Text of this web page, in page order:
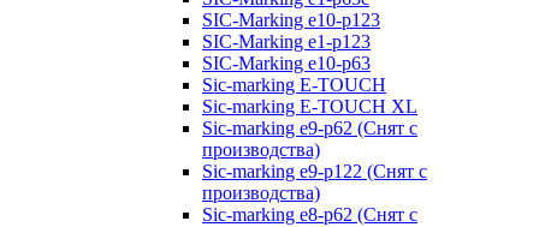
SIC-Marking e10-p123
SIC-Marking e1-p123
SIC-Marking e10-p63
Sic-marking E-TOUCH
Sic-marking E-TOUCH XL
Sic-marking e9-p62 (Снят с
производства)
Sic-marking e9-p122 (Снят с
производства)
Sic-marking e8-p62 (Снят с